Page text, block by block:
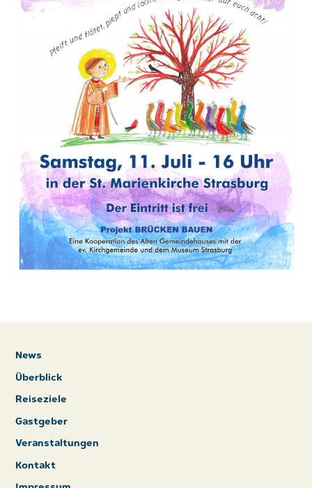
News
Überblick
Reiseziele
Gastgeber
Veranstaltungen
Kontakt